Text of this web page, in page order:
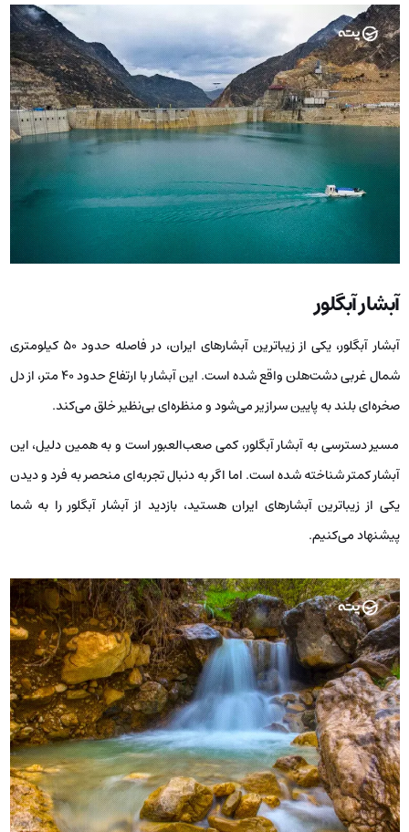
آبشار آبگلور
آبشار آبگلور، یکی از زیباترین آبشارهای ایران، در فاصله حدود 50 کیلومتری
شمال غربی دشت‌هلن واقع شده است. این آبشار با ارتفاع حدود 40 متر، از دل
صخره‌ای بلند به پایین سرازیر می‌شود و منظره‌ای بی‌نظیر خلق می‌کند.
مسیر دسترسی به آبشار آبگلور، کمی صعب‌العبور است و به همین دلیل، این
آبشار کمتر شناخته شده است. اما اگر به دنبال تجربه‌ای منحصر به فرد و دیدن
یکی از زیباترین آبشارهای ایران هستید، بازدید از آبشار آبگلور را به شما
پیشنهاد می‌کنیم.